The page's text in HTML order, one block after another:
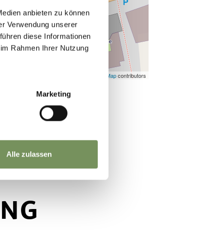
anbieten zu können
Verwendung unserer
diese Informationen
Rahmen Ihrer Nutzung
Marketing
Alle zulassen
OpenStreetMapcontributors